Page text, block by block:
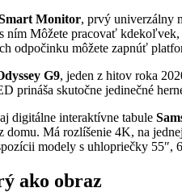
Monitor, prvý univerzálny
ním Môžete pracovať
odpočinku môžete zapnúť
G9, jeden z hitov roka
prináša skutočne jedinečné
digitálne interaktívne tabule
domu. Má rozlíšenie 4K, na
modely s uhlopriečky 55″,
ako obraz